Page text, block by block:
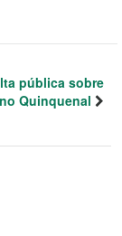
pública sobre
Quinquenal